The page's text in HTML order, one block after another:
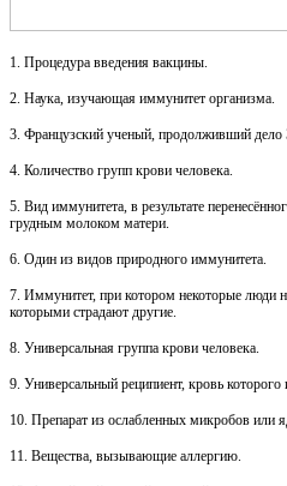
1. Процедура введения вакцины.
2. Наука, изучающая иммунитет организма.
3. Французский ученый, продолживший дело
4. Количество групп крови человека.
5. Вид иммунитета, в результате
грудным молоком матери.
6. Один из видов природного иммунитета.
7. Иммунитет, при котором некоторые люди
которыми страдают другие.
8. Универсальная группа крови человека.
9. Универсальный реципиент, кровь которого
10. Препарат из ослабленных микробов или
11. Вещества, вызывающие аллергию.